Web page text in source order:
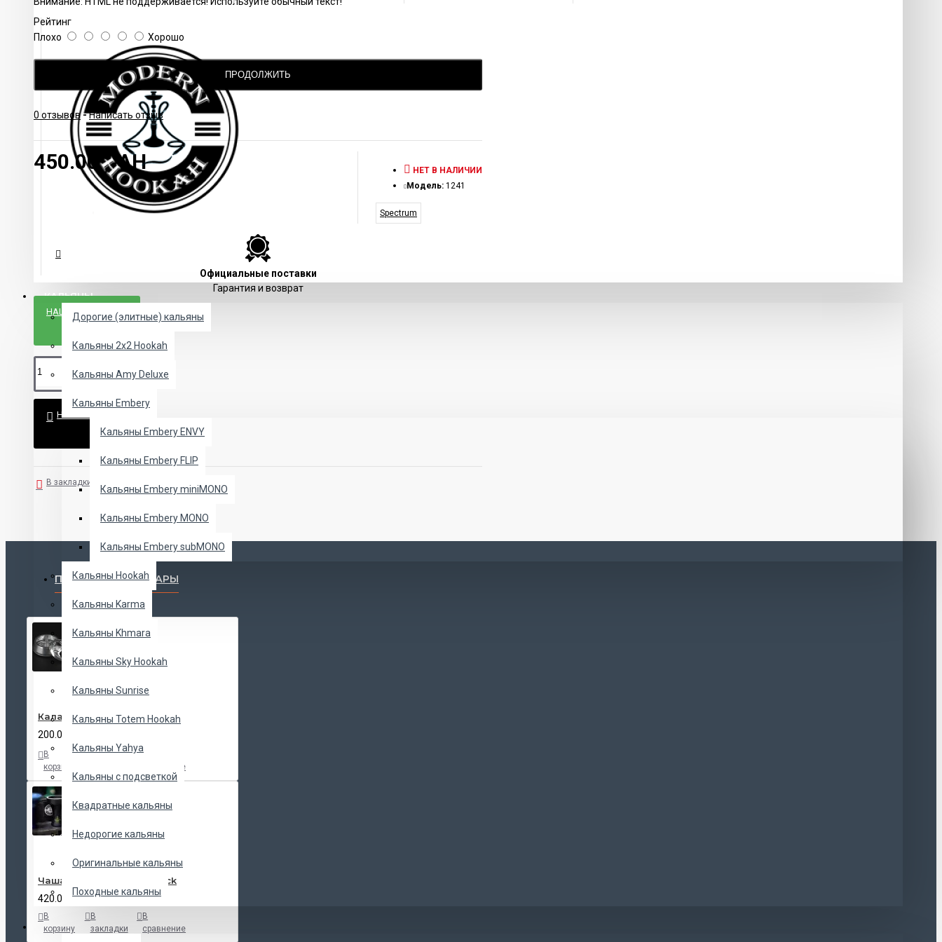
КАЛЬЯНЫ
Дорогие (элитные) кальяны
Кальяны 2х2 Hookah
Кальяны Amy Deluxe
Кальяны Embery
Кальяны Embery ENVY
Кальяны Embery FLIP
Кальяны Embery miniMONO
Кальяны Embery MONO
Кальяны Embery subMONO
Кальяны Hookah
Кальяны Karma
Кальяны Khmara
Кальяны Sky Hookah
Кальяны Sunrise
Кальяны Totem Hookah
Кальяны Yahya
Кальяны с подсветкой
Квадратные кальяны
Недорогие кальяны
Оригинальные кальяны
Походные кальяны
ЧАШИ
Рейтинг
Плохо
Хорошо
ПРОДОЛЖИТЬ
0 отзывов -Написать отзыв
450.00 UAH
НЕТ В НАЛИЧИИ
Модель: 1241
Spectrum
Официальные поставки
Гарантия и возврат
НАШЛИ ДЕШЕВЛЕ?
НЕТ В НАЛИЧИИ
В закладки
ПОПУЛЯРНЫЕ ТОВАРЫ
Калауд Kaloud Lotus
200.00 UAH
В
корзину
В
В
сравнение
Чаша Tactical Killer H Black
420.00 UAH
В
корзину
В
закладки
В
сравнение